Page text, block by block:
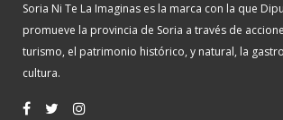
Soria Ni Te La Imaginas es la marca con la que
promueve la provincia de Soria a través de
turismo, el patrimonio histórico, y natural, la
cultura.